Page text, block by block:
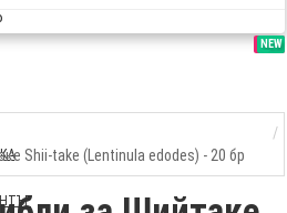
SALE
NEW
Shii-take (Lentinula edodes) - 20 бр